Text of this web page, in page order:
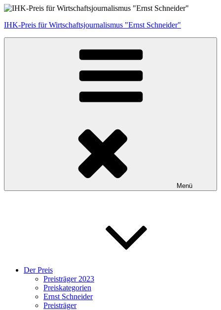
Zum
springen
IHK-Preis für Wirtschaftsjournalismus "Ernst Schneider"
Menü
Der Preis
Preisträger 2023
Preiskategorien
Ernst Schneider
Preisträger